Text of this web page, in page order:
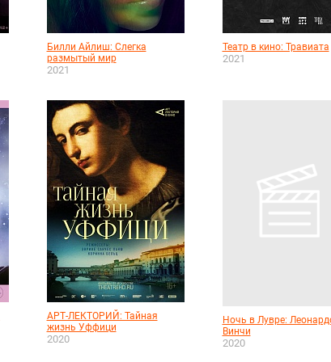
Билли Айлиш: Слегка
размытый мир
2021
Театр в кино: Травиата
2021
АРТ-ЛЕКТОРИЙ: Тайная
жизнь Уффици
2020
Ночь в Лувре:
Винчи
2020